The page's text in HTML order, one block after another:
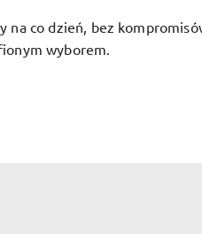
na co dzień, bez
wyborem.